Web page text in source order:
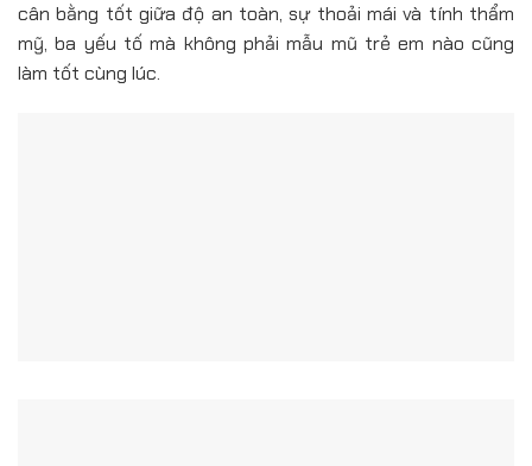
cân bằng tốt giữa độ an toàn, sự thoải mái và tính thẩm
mỹ, ba yếu tố mà không phải mẫu mũ trẻ em nào cũng
làm tốt cùng lúc.